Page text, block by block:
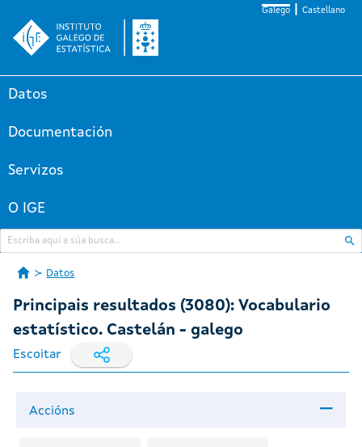
Galego Castellano
Datos
Documentación
Servizos
O IGE
Datos
Principais resultados (3080): Vocabulario
estatístico. Castelán - galego
Escoitar
Accións